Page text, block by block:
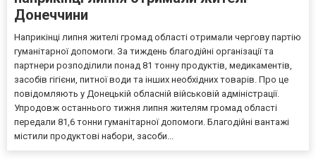
Донеччини
Наприкінці липня жителі громад області отримали чергову партію
гуманітарної допомоги. За тиждень благодійні організації та
партнери розподілили понад 81 тонну продуктів, медикаментів,
засобів гігієни, питної води та інших необхідних товарів. Про це
повідомляють у Донецькій обласній військовій адміністрації.
Упродовж останнього тижня липня жителям громад області
передали 81,6 тонни гуманітарної допомоги. Благодійні вантажі
містили продуктові набори, засоби...